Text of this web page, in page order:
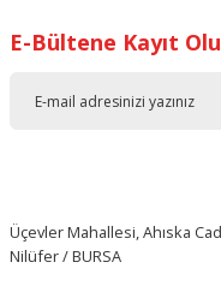
E-Bültene Kayıt
Üçevler Mahallesi, Ahıska
Nilüfer / BURSA